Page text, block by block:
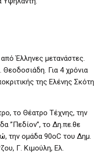
Έλληνες μετανάστες.
Για 4 χρόνια
της Ελένης Σκότη
το Θέατρο Τέχνης, την
”Πεδίον”, το Δη.πε.θε
την ομάδα 90οC του Δημ.
Γ. Κιμούλη, Ελ.